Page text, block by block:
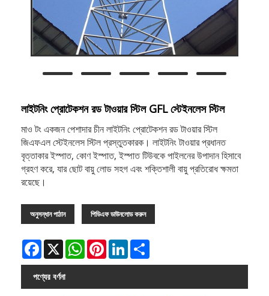
লাইটনিং প্রোটেকশন রড টাওয়ার স্টিল GFL স্টেইনলেস স্টিল
মাও টং একজন পেশাদার চীন লাইটনিং প্রোটেকশন রড টাওয়ার স্টিল
জিএফএল স্টেইনলেস স্টিল প্রস্তুতকারক। লাইটনিং টাওয়ার প্রধানত
বৃত্তাকার ইস্পাত, কোণ ইস্পাত, ইস্পাত টিউবকে পাইলনের উপাদান হিসাবে
গ্রহণ করে, যার ছোট বায়ু লোড সহগ এবং শক্তিশালী বায়ু প্রতিরোধ ক্ষমতা
রয়েছে।
অনুসন্ধান পাঠান পিডিএফ ডাউনলোড করুন
Facebook
X WhatsAppPinterestLinkedIn
পণ্যের বর্ণনা